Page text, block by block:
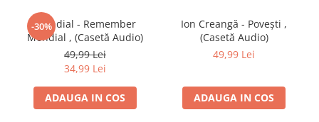
-30%
Mondial - Remember
Mondial , (Casetă Audio)
49,99 Lei
34,99 Lei
ADAUGA IN COS
Ion Creangă - Povești ,
(Casetă Audio)
49,99 Lei
ADAUGA IN COS